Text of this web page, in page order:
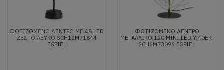
ΦΩΤΙΖΟΜΕΝΟ ΔΕΝΤΡΟ ΜΕ 48 LED
ΖΕΣΤΟ ΛΕΥΚΟ SCH12M71844
ESPIEL
ΦΩΤΙΖΟΜΕΝΟ ΔΕΝΤΡΟ
ΜΕΤΑΛΛΙΚΟ 120 MINI LED Υ:40ΕΚ.
SCH6M73096 ESPIEL